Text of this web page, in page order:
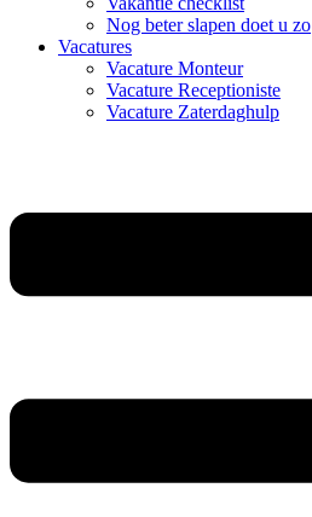
Nog beter slapen doet u zo
Vacatures
Vacature Monteur
Vacature Receptioniste
Vacature Zaterdaghulp